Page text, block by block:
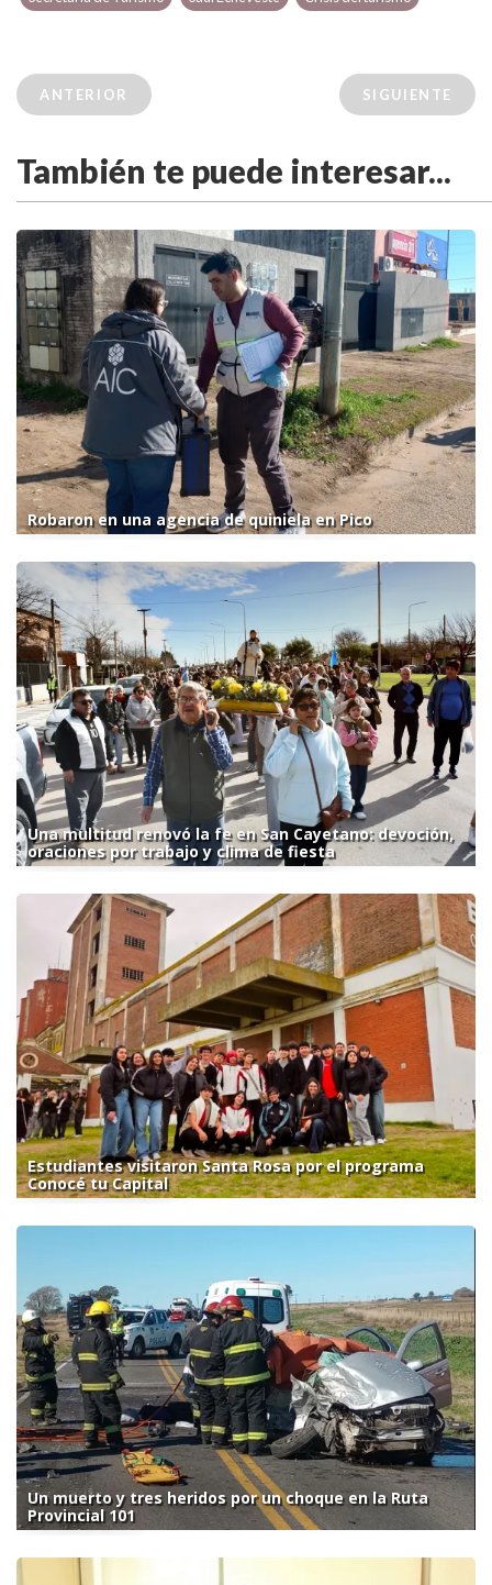
ANTERIOR SIGUIENTE
También te puede interesar...
Robaron en una agencia de quiniela en Pico
Una multitud renovó la fe en San Cayetano: devoción,
oraciones por trabajo y clima de fiesta
Estudiantes visitaron Santa Rosa por el programa
Conocé tu Capital
Un muerto y tres heridos por un choque en la Ruta
Provincial 101